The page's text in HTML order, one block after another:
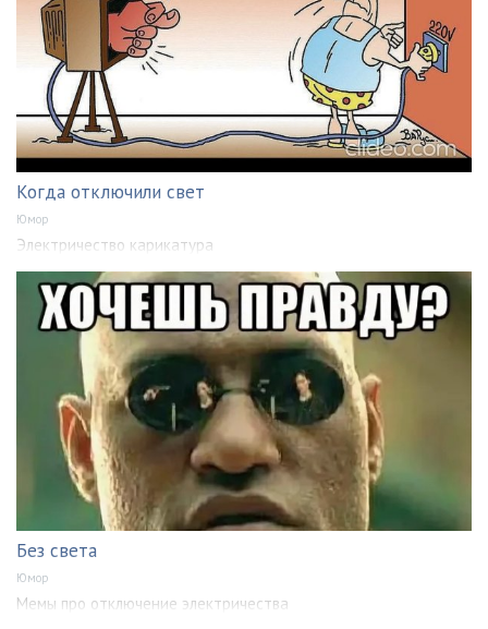
Когда отключили свет
Юмор
Электричество карикатура
Без света
Юмор
Мемы про отключение электричества